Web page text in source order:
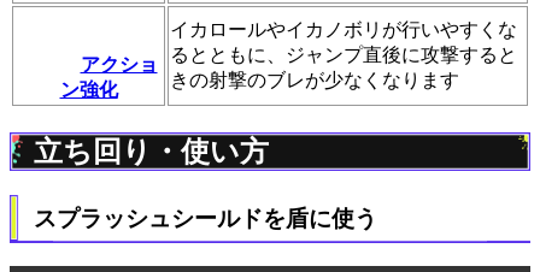
アクショ
ン強化
イカロールやイカノボリが行いやすくな
るとともに、ジャンプ直後に攻撃すると
きの射撃のブレが少なくなります
立ち回り・使い方
スプラッシュシールドを盾に使う